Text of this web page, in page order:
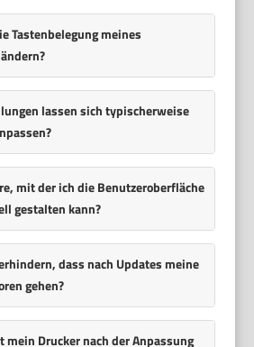
Tastenbelegung meines
lassen sich typischerweise
mit der ich die Benutzeroberfläche
gestalten kann?
dass nach Updates meine
gehen?
mein Drucker nach der Anpassung